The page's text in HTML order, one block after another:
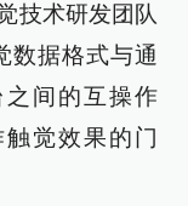
技术研发团队
数据格式与通
间的互操作
觉效果的门